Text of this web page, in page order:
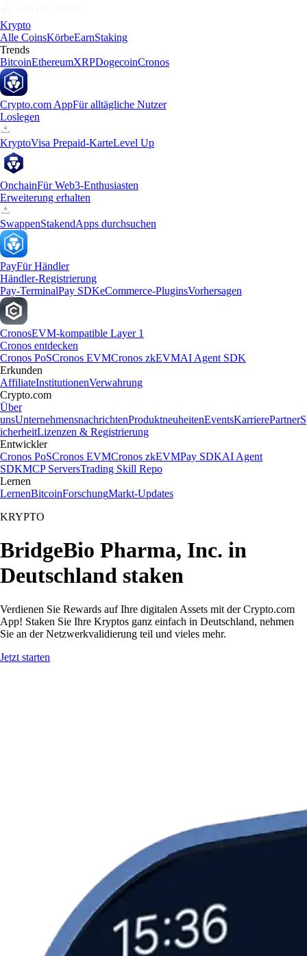
Krypto
Alle CoinsKörbeEarnStaking
Trends
BitcoinEthereumXRPDogecoinCronos
Crypto.com AppFür alltägliche Nutzer
Loslegen
KryptoVisa Prepaid-KarteLevel Up
OnchainFür Web3-Enthusiasten
Erweiterung erhalten
SwappenStakendApps durchsuchen
PayFür Händler
Händler-Registrierung
Pay-TerminalPay SDKeCommerce-PluginsVorhersagen
CronosEVM-kompatible Layer 1
Cronos entdecken
Cronos PoSCronos EVMCronos zkEVMAI Agent SDK
Erkunden
AffiliateInstitutionenVerwahrung
Crypto.com
Über
unsUnternehmensnachrichtenProduktneuheitenEventsKarrierePartnerS
icherheitLizenzen & Registrierung
Entwickler
Cronos PoSCronos EVMCronos zkEVMPay SDKAI Agent
SDKMCP ServersTrading Skill Repo
Lernen
LernenBitcoinForschungMarkt-Updates
KRYPTO
BridgeBio Pharma, Inc. in
Deutschland staken
Verdienen Sie Rewards auf Ihre digitalen Assets mit der Crypto.com
App! Staken Sie Ihre Kryptos ganz einfach in Deutschland, nehmen
Sie an der Netzwerkvalidierung teil und vieles mehr.
Jetzt starten